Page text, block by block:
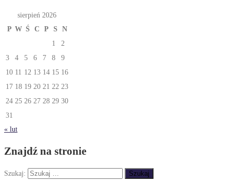
sierpień 2026
P W Ś C P S
N
1
2
3
4 5 6 7 8
9
10 11 12 13 14 15 16
17 18 19 20 21 22 23
24 25 26 27 28 29 30
31
« lut
Znajdź na stronie
Szukaj: